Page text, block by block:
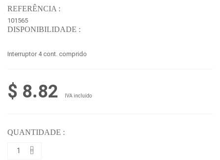
REFERÊNCIA :
101565
DISPONIBILIDADE :
Interruptor 4 cont. comprido
$ 8.82 IVA incluído
QUANTIDADE :